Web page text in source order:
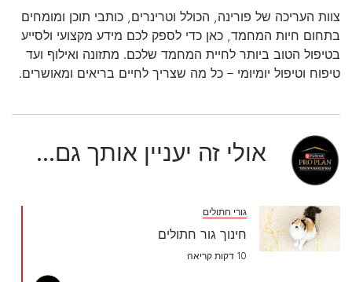
צוות העריכה של פורינה, הכולל וטרינרים, כותבי תוכן ומומחים
בתחום חיות המחמד, כאן כדי לספק לכם מידע מקצועי ולסייע
בטיפול הטוב ביותר לחיית המחמד שלכם. מתזונה ואילוף ועד
טיפוח וטיפול יומיומי – כל מה שצריך לחיים בריאים ומאושרים.
אולי זה יעניין אותך גם...
גורי חתולים
חינוך גור חתולים
10 דקות קריאה